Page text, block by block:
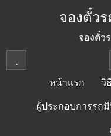
จองตั๋ว
จองตั๋ว
หน้าแรก
วิ
ผู้ประกอบการรถ